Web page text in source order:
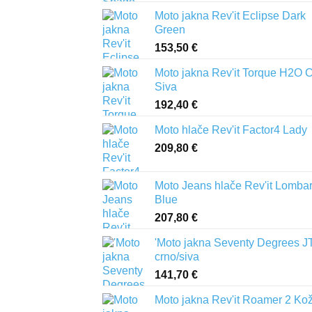
Moto jakna Rev'it Eclipse Dark
Green
153,50 €
Moto jakna Rev'it Torque H2O
Siva
192,40 €
Moto hlače Rev'it Factor4 Lady
209,80 €
Moto Jeans hlače Rev'it
Blue
207,80 €
'Moto jakna Seventy Degrees
crno/siva
141,70 €
Moto jakna Rev'it Roamer 2